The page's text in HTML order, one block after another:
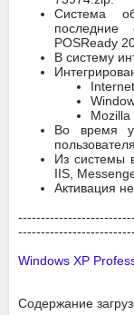
Система
POSReady
В систему
Во время
Из системы
IIS,
Активация
Windows XP
Содержание